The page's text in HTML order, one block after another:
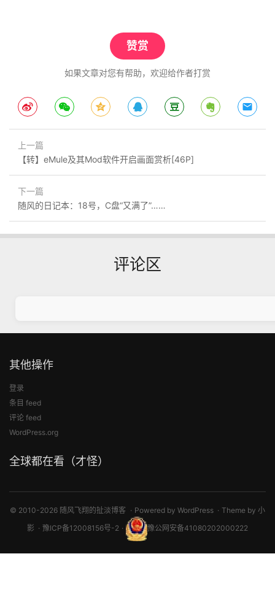
赞赏
如果文章对您有帮助，欢迎给作者打赏
上一篇
【转】eMule及其Mod软件开启画面赏析[46P]
下一篇
随风的日记本：18号，C盘“又满了”……
评论区
其他操作
登录
条目 feed
评论 feed
WordPress.org
全球都在看（才怪）
© 2010-2026 随风飞翔的扯淡博客 Powered by WordPress Theme by 小
影
豫ICP备12008156号-2 豫公网安备41080202000222